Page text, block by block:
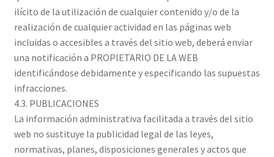
ilícito de la utilización de cualquier contenido y/o de la
realización de cualquier actividad en las páginas web
incluidas o accesibles a través del sitio web, deberá enviar
una notificación a PROPIETARIO DE LA WEB
identificándose debidamente y especificando las supuestas
infracciones.
4.3. PUBLICACIONES
La información administrativa facilitada a través del sitio
web no sustituye la publicidad legal de las leyes,
normativas, planes, disposiciones generales y actos que